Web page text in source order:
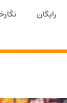
رایگان